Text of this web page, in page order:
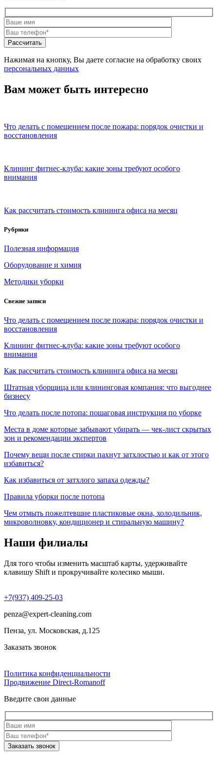
Нажимая на кнопку, Вы даете согласие на обработку своих
персональных данных
Вам может быть интересно
Что делать с помещением после пожара: порядок очистки и
восстановления
Клининг фитнес-клуба: какие зоны требуют особого
внимания
Как рассчитать стоимость клининга офиса на месяц
Рубрики
Полезная информация
Оборудование и химия
Методики уборки
Свежие записи
Что делать с помещением после пожара: порядок очистки и
восстановления
Клининг фитнес-клуба: какие зоны требуют особого
внимания
Как рассчитать стоимость клининга офиса на месяц
Штатная уборщица или клининговая компания: что выгоднее
бизнесу
Что делать после потопа: пошаговая инструкция по уборке
Места в доме которые забывают убирать — чек-лист скрытых
зон и рекомендации экспертов
Почему вещи после стирки пахнут затхлостью и как от этого
избавиться?
Как избавиться от затхлого запаха одежды?
Правила уборки после потопа
Чем отмыть пожелтевшие пластиковые окна, холодильник,
микроволновку, кондиционер и стиральную машину?
Наши филиалы
Для того чтобы изменить масштаб карты, удерживайте
клавишу Shift и прокручивайте колесико мыши.
+7(937) 409-25-03
penza@expert-cleaning.com
Пенза, ул. Московская, д.125
Заказать звонок
Политика конфиденциальности
Продвижение Direct‑Romanoff
Введите свои данные